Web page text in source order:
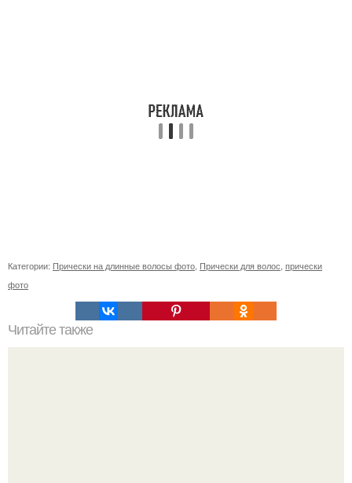
Категории: Прически на длинные волосы фото Прически для волос прически
фото
Читайте также